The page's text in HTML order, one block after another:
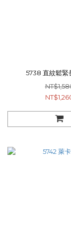
5738 直紋鬆緊